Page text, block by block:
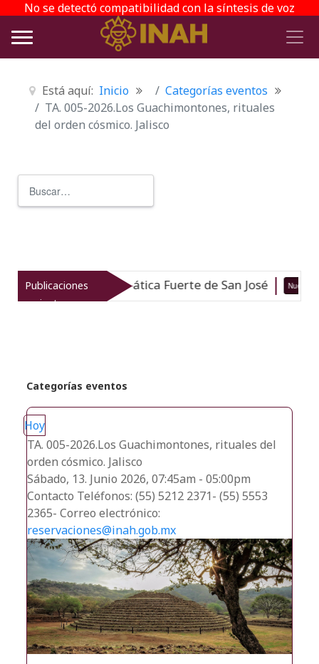
No se detectó compatibilidad con la síntesis de voz
Está aquí: Inicio
Categorías eventos
TA. 005-2026.Los Guachimontones, rituales
del orden cósmico. Jalisco
Publicaciones
recientes
Subacuática Fuerte de San José Nuevo
Categorías eventos
Hoy
TA. 005-2026.Los Guachimontones, rituales del
orden cósmico. Jalisco
Sábado, 13. Junio 2026, 07:45am - 05:00pm
Contacto Teléfonos: (55) 5212 2371- (55) 5553
2365- Correo electrónico:
reservaciones@inah.gob.mx